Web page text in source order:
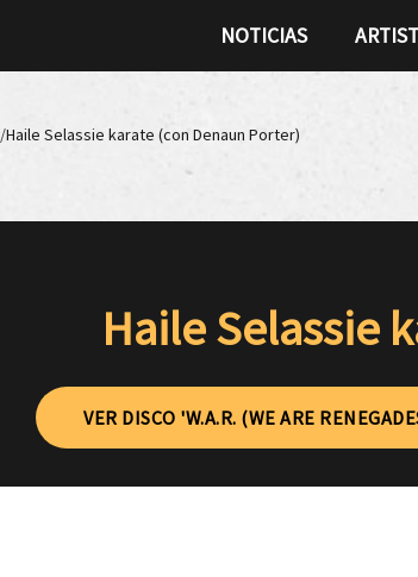
NOTICIAS
/Haile Selassie karate (con Denaun Porter)
Haile Selassie
VER DISCO 'W.A.R. (WE ARE